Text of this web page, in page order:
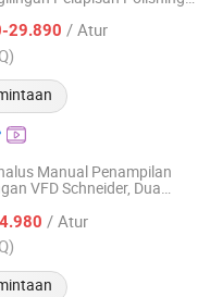
Bearing NSK
29.890 / Atur
2026
Manual Penampilan
VFD Schneider, Dua
Dapat Disesuaikan,
/ Atur
Co., Ltd.
2026